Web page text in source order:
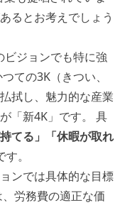
るとお考えでしょう
ビジョンでも特に強
ての3K（きつい、
拭し、魅力的な産業
「新4K」です。 具
てる」「休暇が取れ
。
ンでは具体的な目標
労務費の適正な価